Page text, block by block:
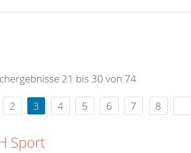
21 bis 30 von 74
2 3 4 5 6 7 8
Sport